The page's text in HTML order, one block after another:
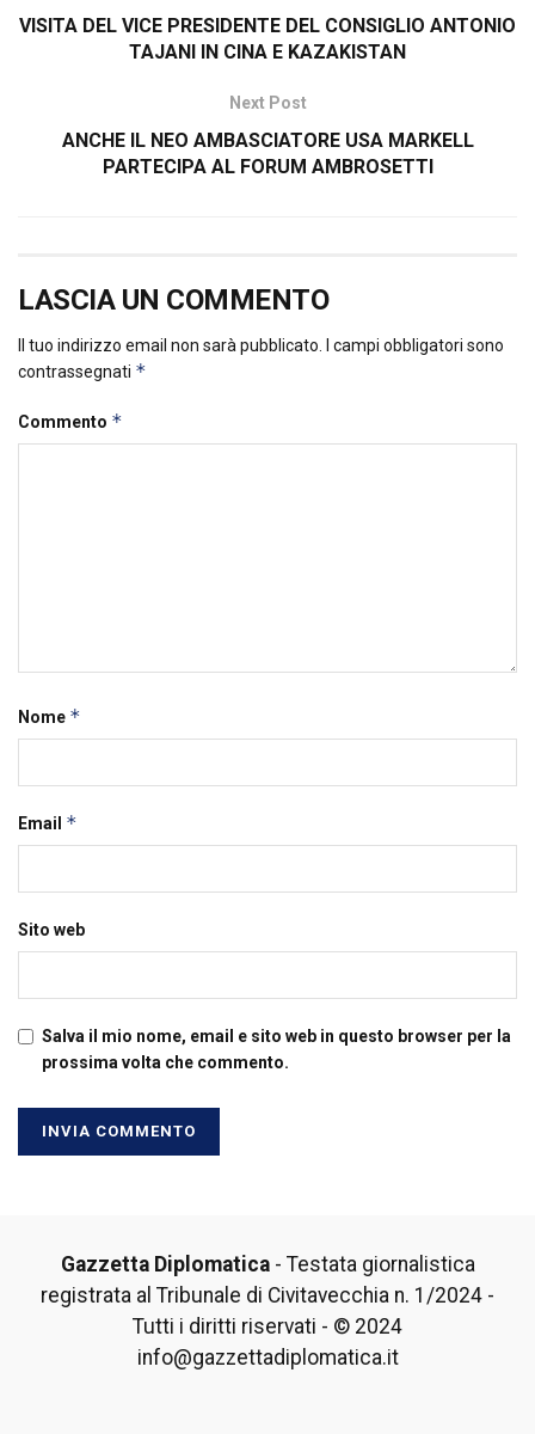
VISITA DEL VICE PRESIDENTE DEL CONSIGLIO ANTONIO
TAJANI IN CINA E KAZAKISTAN
Next Post
ANCHE IL NEO AMBASCIATORE USA MARKELL
PARTECIPA AL FORUM AMBROSETTI
LASCIA UN COMMENTO
Il tuo indirizzo email non sarà pubblicato.
I campi obbligatori sono
contrassegnati *
Commento *
Nome *
Email *
Sito web
Salva il mio nome, email e sito web in questo browser per la
prossima volta che commento.
Gazzetta Diplomatica- Testata giornalistica
registrata al Tribunale di Civitavecchia n. 1/2024 -
Tutti i diritti riservati - © 2024
info@gazzettadiplomatica.it